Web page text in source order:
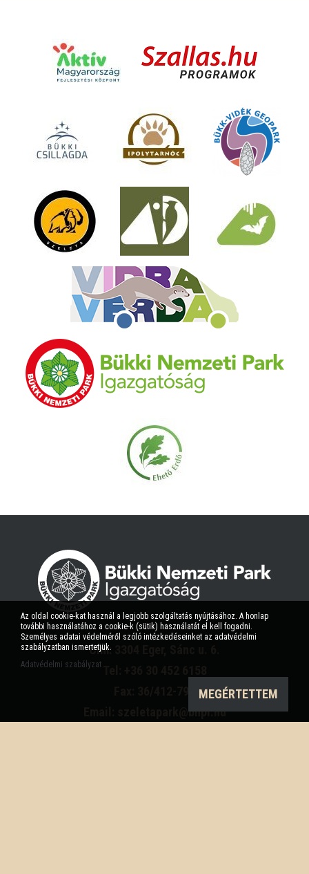
Cím: 3304 Eger, Sánc u. 6.
Email: szeletapark@bnpi.hu
Az oldal cookie-kat használ a legjobb szolgáltatás nyújtásához. A honlap
további használatához a cookie-k (sütik) használatát el kell fogadni.
Személyes adatai védelméről szóló intézkedéseinket az adatvédelmi
szabályzatban ismertetjük.
Adatvédelmi szabályzat
MEGÉRTETTEM